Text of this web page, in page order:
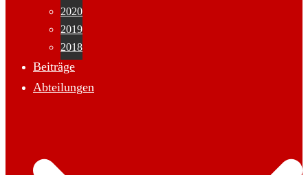
2020
2019
2018
Beiträge
Abteilungen